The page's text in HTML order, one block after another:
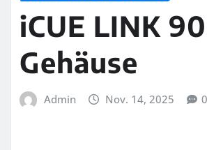
iCUE LINK
Gehäuse
Admin Nov. 14, 2025 0